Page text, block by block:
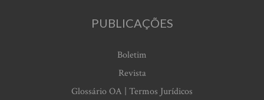
PUBLICAÇÕES
Boletim
Revista
Glossário OA | Termos Jurídicos